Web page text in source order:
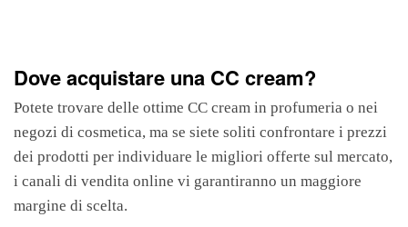
Dove acquistare una CC cream?
Potete trovare delle ottime CC cream in profumeria o nei
negozi di cosmetica, ma se siete soliti confrontare i prezzi
dei prodotti per individuare le migliori offerte sul mercato,
i canali di vendita online vi garantiranno un maggiore
margine di scelta.